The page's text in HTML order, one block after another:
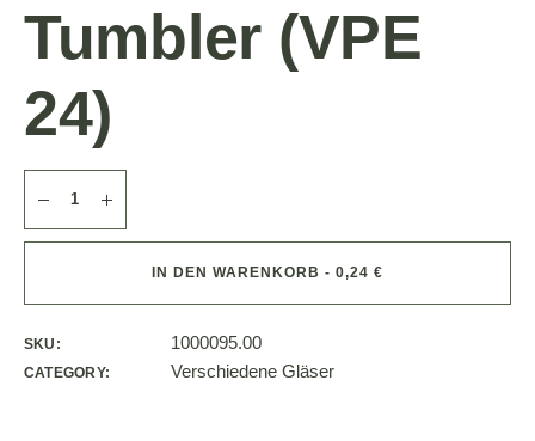
Tumbler (VPE
24)
IN DEN WARENKORB - 0,24 €
SKU: 1000095.00
CATEGORY: Verschiedene Gläser